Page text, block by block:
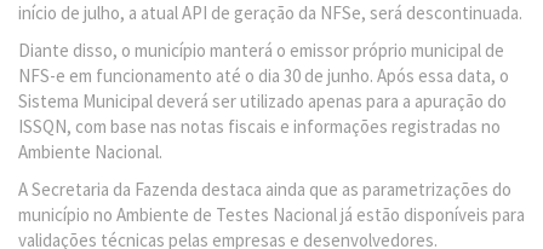
início de julho, a atual API de geração da NFSe, será descontinuada.
Diante disso, o município manterá o emissor próprio municipal de
NFS-e em funcionamento até o dia 30 de junho. Após essa data, o
Sistema Municipal deverá ser utilizado apenas para a apuração do
ISSQN, com base nas notas fiscais e informações registradas no
Ambiente Nacional.
A Secretaria da Fazenda destaca ainda que as parametrizações do
município no Ambiente de Testes Nacional já estão disponíveis para
validações técnicas pelas empresas e desenvolvedores.